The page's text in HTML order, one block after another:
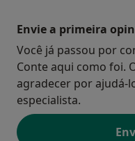
Envie a primeira
Você já passou por
Conte aqui como foi.
agradecer por ajudá-
especialista.